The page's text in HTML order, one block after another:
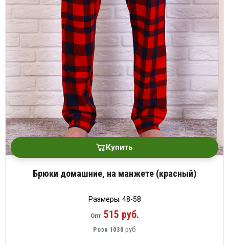
Купить
Брюки домашние, на манжете (красный)
Размеры: 48-58
Опт515 руб.
Розн 1030 руб